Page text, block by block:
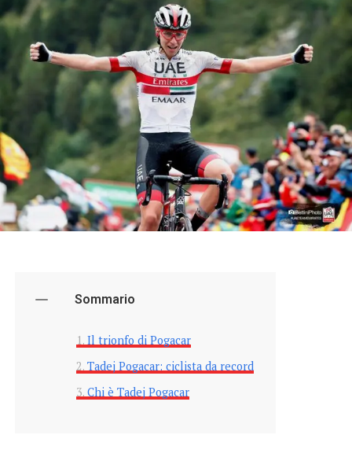
Sommario
Il trionfo di Pogacar
Tadej Pogacar: ciclista da record
Chi è Tadej Pogacar